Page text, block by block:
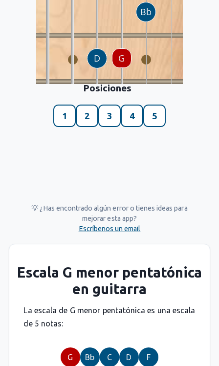
Posiciones
1 2 3 4 5
💡 ¿Has encontrado algún error o tienes ideas para
mejorar esta app?
Escríbenos un email
Escala G menor pentatónica
en guitarra
La escala de G menor pentatónica es una escala
de 5 notas:
G Bb C D F